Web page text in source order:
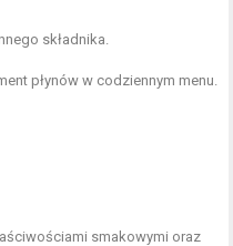
składnika.
płynów w codziennym menu.
smakowymi oraz